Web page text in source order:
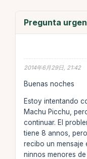
Pregunta
2014年6月29日, 21:42
Buenas noches
Estoy intentando
Machu Picchu,
continuar. El
tiene 8 annos,
recibo un mensaje
ninnos menores